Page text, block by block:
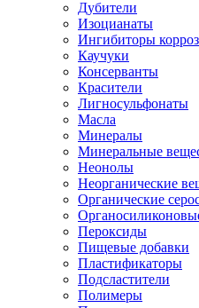
Дубители
Изоцианаты
Ингибиторы
Каучуки
Консерванты
Красители
Лигносульфонаты
Масла
Минералы
Минеральные
Неонолы
Неорганические
Органические
Пероксиды
Пищевые добавки
Пластификаторы
Подсластители
Полимеры